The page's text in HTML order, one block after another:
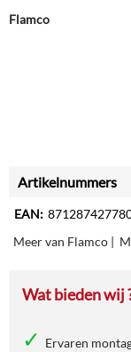
Flamco
Artikelnummers
EAN:
Meer van Flamco |
Wat bieden wij
Ervaren